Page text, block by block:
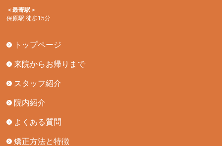
＜最寄駅＞
保原駅 徒歩15分
トップページ
来院からお帰りまで
スタッフ紹介
院内紹介
よくある質問
矯正方法と特徴